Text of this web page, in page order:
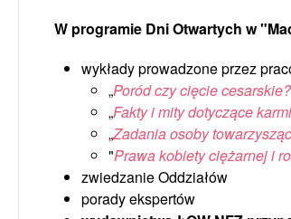
W programie Dni Otwartych w
wykłady prowadzone przez
„Poród czy cięcie
„Fakty i mity dotyczące
„Zadania osoby
"Prawa kobiety ciężarnej i
zwiedzanie Oddziałów
porady ekspertów